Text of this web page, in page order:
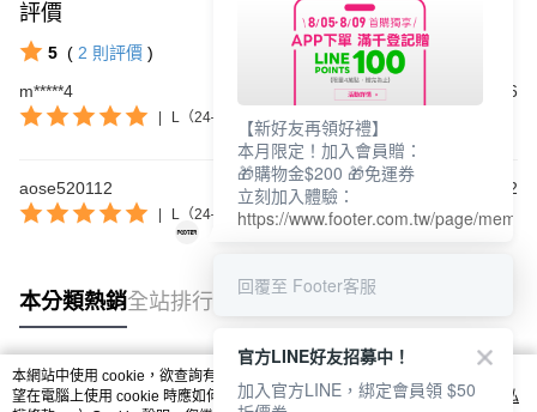
評價
5 ( 2 則評價 )
m*****4
2025/12/26
L（24–27cm）
aose520112 2025/11/22
L（24–27cm）
本分類熱銷全站排行
熱門標籤
本網站中使用 cookie，欲查詢有關本網站使用 cookie 方式之詳情，及若您不希
望在電腦上使用 cookie 時應如何變更電腦的 cookie 設定，請參閱本網站「
隱私
【新好友再領好禮】
本月限定！加入會員贈：
🎁購物金$200 🎁免運券
立刻加入體驗：
https://www.footer.com.tw/page/
回覆至 Footer客服
官方LINE好友招募中！
加入官方LINE，綁定會員領 $50